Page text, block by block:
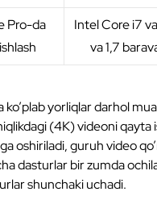
Pro-da
Intel Core i7
va 1,7
yorliqlar darhol
(4K) videoni qayta
oshiriladi, guruh video
dasturlar bir zumda
shunchaki uchadi.